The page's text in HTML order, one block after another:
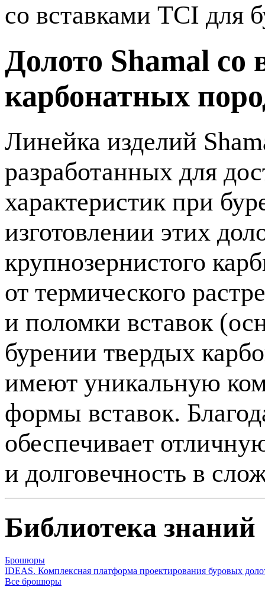
со вставками TCI для
Долото Shamal со
карбонатных
Линейка изделий
разработанных для
характеристик при
изготовлении этих
крупнозернистого
от термического
и поломки вставок
бурении твердых
имеют уникальную
формы вставок.
обеспечивает
и долговечность в
Библиотека знаний
Брошюры
IDEAS. Комплексная платформа проектирования буровых
Все брошюры